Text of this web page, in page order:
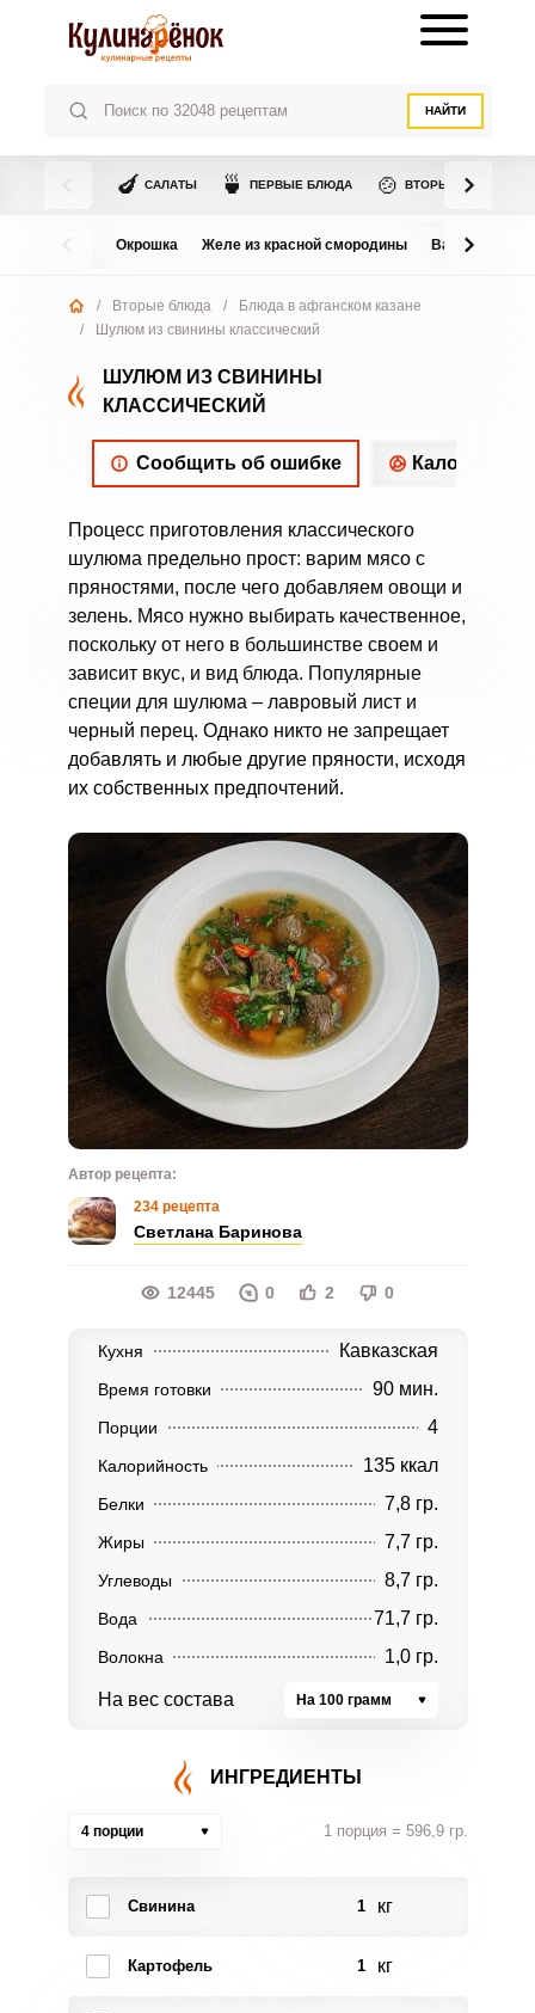
НАЙТИ
🍆 САЛАТЫ 🍵 ПЕРВЫЕ БЛЮДА 🍲 ВТОРЫЕ БЛЮДА
Окрошка Желе из красной смородины Варенье из
/ Вторые блюда /
Блюда в афганском казане
/
Шулюм из свинины классический
ШУЛЮМ ИЗ СВИНИНЫ
КЛАССИЧЕСКИЙ
Сообщить об ошибке
Процесс приготовления классического
шулюма предельно прост: варим мясо с
пряностями, после чего добавляем овощи и
зелень. Мясо нужно выбирать качественное,
поскольку от него в большинстве своем и
зависит вкус, и вид блюда. Популярные
специи для шулюма – лавровый лист и
черный перец. Однако никто не запрещает
добавлять и любые другие пряности, исходя
их собственных предпочтений.
Автор рецепта:
234 рецепта
Светлана Баринова
12445 0 2 0
Кухня Кавказская
Время готовки 90 мин.
Порции 4
Калорийность 135 ккал
Белки 7,8 гр.
Жиры 7,7 гр.
Углеводы 8,7 гр.
Вода 71,7 гр.
Волокна 1,0 гр.
На вес состава На 100 грамм
ИНГРЕДИЕНТЫ
4 порции 1 порция = 596,9 гр.
Свинина 1 кг
Картофель 1 кг